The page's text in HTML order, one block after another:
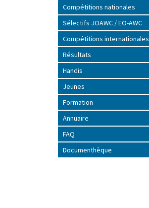
Compétitions nationales
Sélectifs JOAWC / EO-AWC
Compétitions internationales
Résultats
Handis
Jeunes
Formation
Annuaire
FAQ
Documenthèque